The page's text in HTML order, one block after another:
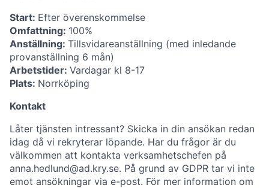
Start: Efter överenskommelse
Omfattning: 100%
Anställning: Tillsvidareanställning (med inledande
provanställning 6 mån)
Arbetstider: Vardagar kl 8-17
Plats: Norrköping
Kontakt
Låter tjänsten intressant? Skicka in din ansökan redan
idag då vi rekryterar löpande. Har du frågor är du
välkommen att kontakta verksamhetschefen på
anna.hedlund@ad.kry.se. På grund av GDPR tar vi inte
emot ansökningar via e-post. För mer information om